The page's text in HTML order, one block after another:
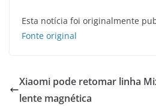
Esta notícia foi originalmente
Fonte original
Xiaomi pode retomar linha
lente magnética